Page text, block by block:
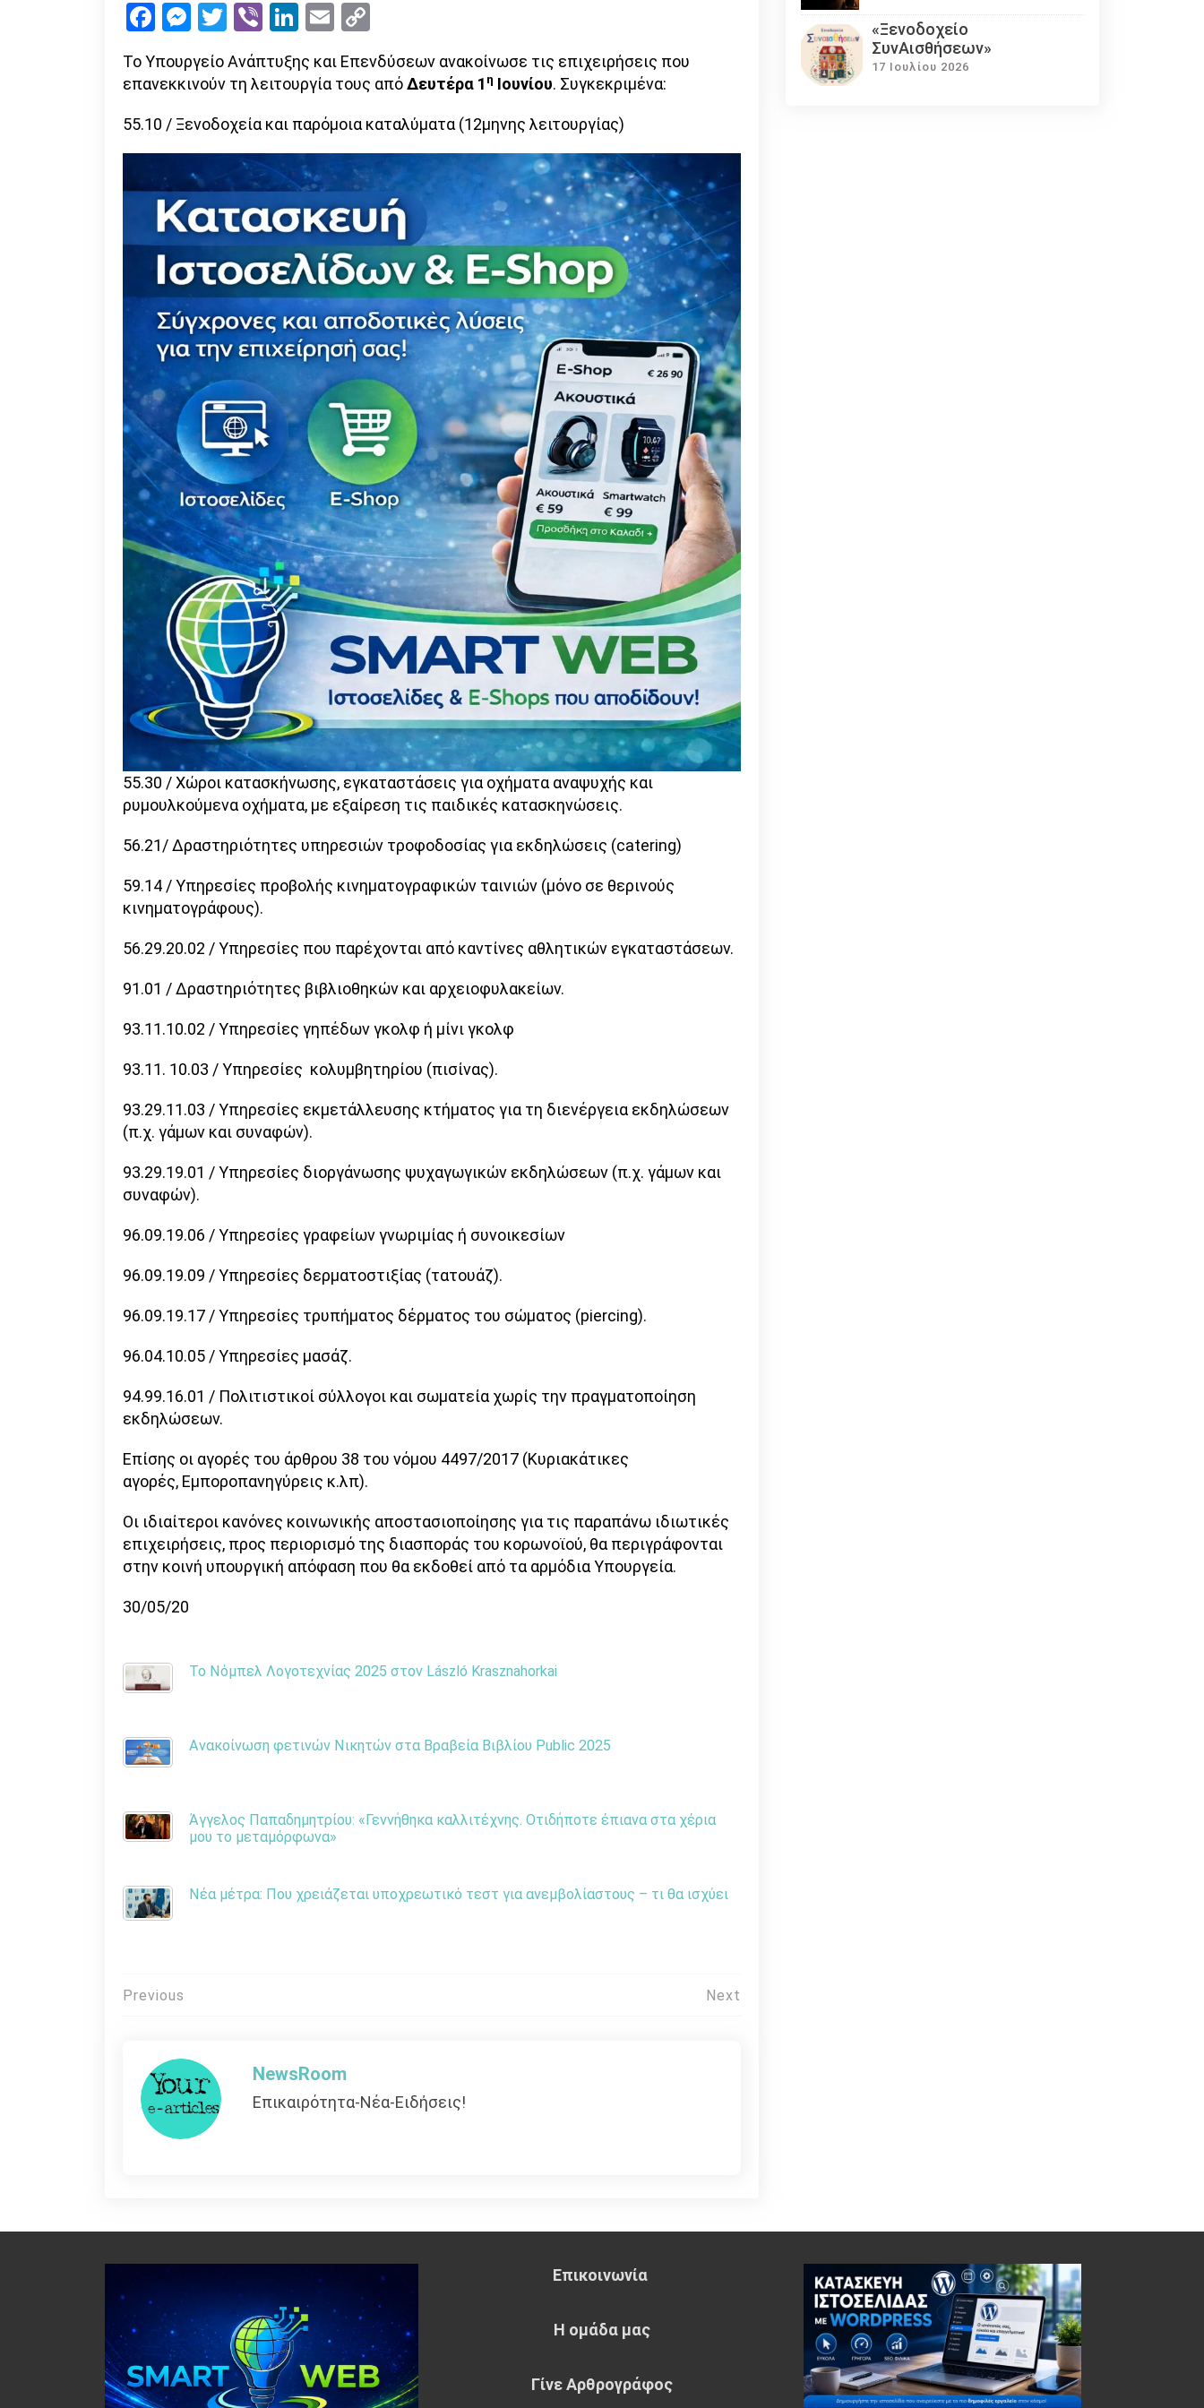
Facebook
Messenger
Twitter
ViberLinkedIn
Email
Link
Το Υπουργείο Ανάπτυξης και Επενδύσεων ανακοίνωσε τις επιχειρήσεις που
επανεκκινούν τη λειτουργία τους απόΔευτέρα 1 η Ιουνίου. Συγκεκριμένα:
55.10 / Ξενοδοχεία και παρόμοια καταλύματα (12μηνης λειτουργίας)
55.30 / Χώροι κατασκήνωσης, εγκαταστάσεις για οχήματα αναψυχής και
ρυμουλκούμενα οχήματα, με εξαίρεση τις παιδικές κατασκηνώσεις.
56.21/ Δραστηριότητες υπηρεσιών τροφοδοσίας για εκδηλώσεις (catering)
59.14 / Υπηρεσίες προβολής κινηματογραφικών ταινιών (μόνο σε θερινούς
κινηματογράφους).
56.29.20.02 / Υπηρεσίες που παρέχονται από καντίνες αθλητικών εγκαταστάσεων.
91.01 / Δραστηριότητες βιβλιοθηκών και αρχειοφυλακείων.
93.11.10.02 / Υπηρεσίες γηπέδων γκολφ ή μίνι γκολφ
93.11. 10.03 / Υπηρεσίες κολυμβητηρίου (πισίνας).
93.29.11.03 / Υπηρεσίες εκμετάλλευσης κτήματος για τη διενέργεια εκδηλώσεων
(π.χ. γάμων και συναφών).
93.29.19.01 / Υπηρεσίες διοργάνωσης ψυχαγωγικών εκδηλώσεων (π.χ. γάμων και
συναφών).
96.09.19.06 / Υπηρεσίες γραφείων γνωριμίας ή συνοικεσίων
96.09.19.09 / Υπηρεσίες δερματοστιξίας (τατουάζ).
96.09.19.17 / Υπηρεσίες τρυπήματος δέρματος του σώματος (piercing).
96.04.10.05 / Υπηρεσίες μασάζ.
94.99.16.01 / Πολιτιστικοί σύλλογοι και σωματεία χωρίς την πραγματοποίηση
εκδηλώσεων.
Επίσης οι αγορές του άρθρου 38 του νόμου 4497/2017 (Κυριακάτικες
αγορές, Εμποροπανηγύρεις κ.λπ).
Οι ιδιαίτεροι κανόνες κοινωνικής αποστασιοποίησης για τις παραπάνω ιδιωτικές
επιχειρήσεις, προς περιορισμό της διασποράς του κορωνοϊού, θα περιγράφονται
στην κοινή υπουργική απόφαση που θα εκδοθεί από τα αρμόδια Υπουργεία.
30/05/20
Το Νόμπελ Λογοτεχνίας 2025 στον László Krasznahorkai
Ανακοίνωση φετινών Νικητών στα Βραβεία Βιβλίου Public 2025
Άγγελος Παπαδημητρίου: «Γεννήθηκα καλλιτέχνης. Οτιδήποτε έπιανα στα χέρια
μου το μεταμόρφωνα»
Νέα μέτρα: Που χρειάζεται υποχρεωτικό τεστ για ανεμβολίαστους – τι θα ισχύει
Πλοήγηση
Previous Next
NewsRoom
Επικαιρότητα-Νέα-Ειδήσεις!
«Ξενοδοχείο
ΣυνΑισθήσεων»
17 Ιουλίου 2026
Επικοινωνία
Η ομάδα μας
Γίνε Αρθρογράφος